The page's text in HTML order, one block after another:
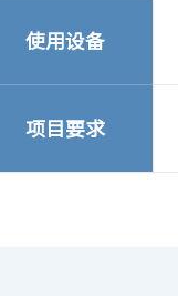
使用设备
项目要求